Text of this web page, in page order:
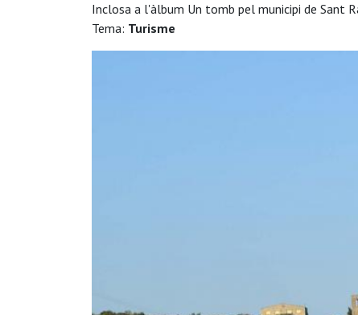
Inclosa a l'àlbum Un tomb pel municipi de Sant
Tema: Turisme